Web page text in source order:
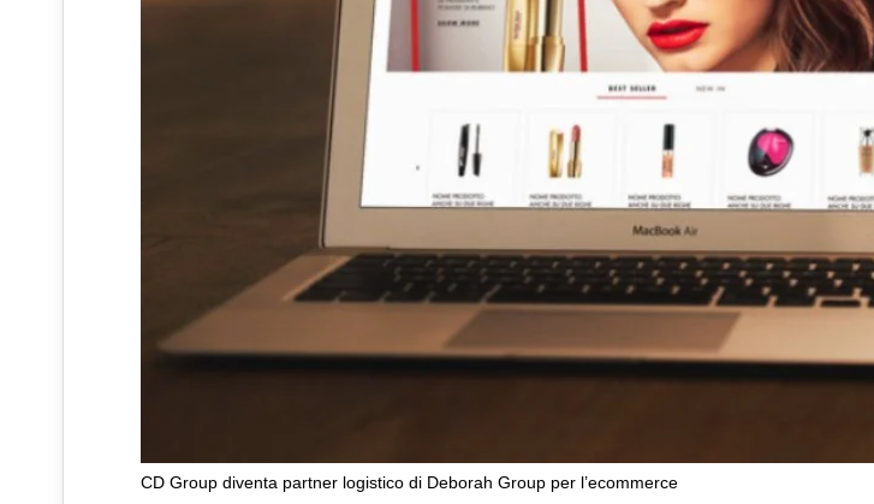
CD Group diventa partner logistico di Deborah Group per l’ecommerce